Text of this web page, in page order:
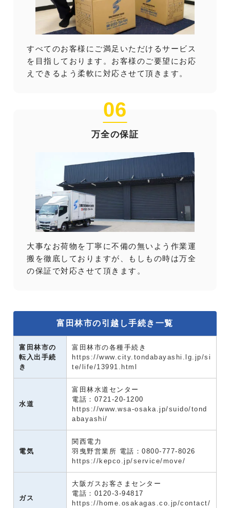
すべてのお客様にご満足いただけるサービス
を目指しております。お客様のご要望にお応
えできるよう柔軟に対応させて頂きます。
06
万全の保証
大事なお荷物を丁寧に不備の無いよう作業運
搬を徹底しておりますが、もしもの時は万全
の保証で対応させて頂きます。
富田林市の引越し手続き一覧
富田林市の
転入出手続
き
富田林市の各種手続き
https://www.city.tondabayashi.lg.jp/si
te/life/13991.html
水道
富田林水道センター
電話：0721-20-1200
https://www.wsa-osaka.jp/suido/tond
abayashi/
電気
関西電力
羽曳野営業所 電話：0800-777-8026
https://kepco.jp/service/move/
ガス
大阪ガスお客さまセンター
電話：0120-3-94817
https://home.osakagas.co.jp/contact/